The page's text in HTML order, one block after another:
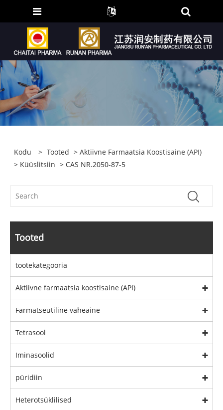
Kodu > Tooted >Aktiivne Farmaatsia Koostisaine (API)
> Küüslitsiin > CAS NR.2050-87-5
Tooted
tootekategooria
Aktiivne farmaatsia koostisaine (API)
Farmatseutiline vaheaine
Tetrasool
Iminasoolid
püridiin
Heterotsüklilised